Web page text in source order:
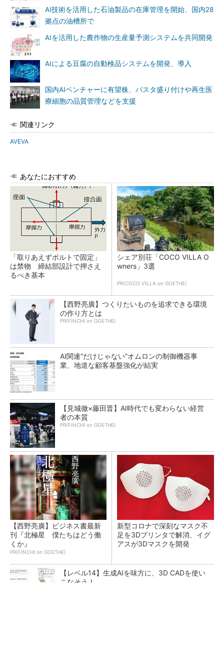
AI技術を活用した石油製品の在庫管理を開始、国内28
拠点の油槽所で
AIを活用した農作物の生産量予測システムを共同開発
AIによる豆腐の自動検品システムを開発、導入
国内AIベンチャーに有望株、パスタ盛り付けや再生医
療細胞の品質管理などを支援
関連リンク
AVEVA
あなたにおすすめ
「取りあえずボルトで固定」
は禁物 締結部設計で押さえ
るべき基本
シェア別荘「COCO VILLA O
wners」3選
PR(COCO VILLA on GOETHE)
【西野亮廣】つくりたいものを追求できる環境
の作り方とは
PR(FINCHI on GOETHE)
AI関連“だけじゃない”オムロンの制御機器事
業、地道な顧客基盤強化が結実
【見城徹×藤田晋】AI時代でも変わらない経営
者の本質
PR(FINCHI on GOETHE)
【西野亮廣】ビジネス書最新
刊『北極星 僕たちはどう働
くか』
PR(FINCHI on GOETHE)
新型コロナで深刻なマスク不
足を3Dプリンタで解消、イグ
アスが3Dマスクを開発
【レベル14】生成AIを味方に、3D CADを使い
こなそう！